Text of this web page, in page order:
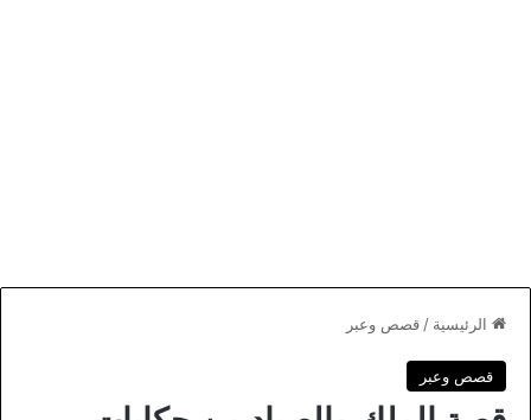
الرئيسية / قصص وعبر
قصص وعبر